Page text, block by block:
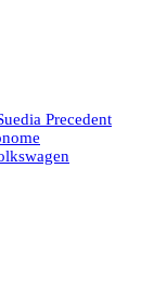
Precedent